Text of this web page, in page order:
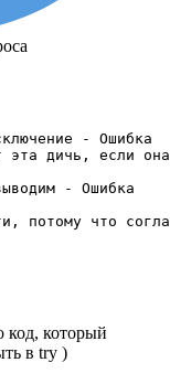
- Ошибка
эта дичь, если
- Ошибка
что
код, который
в try )